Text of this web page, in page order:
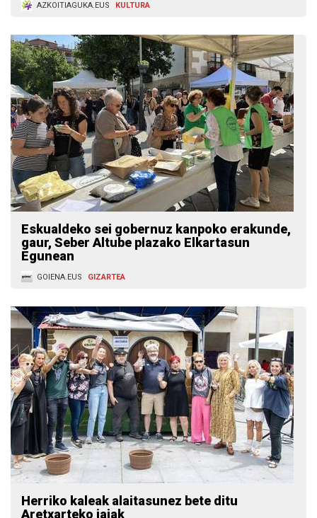
AZKOITIAGUKA.EUS KULTURA
Eskualdeko sei gobernuz kanpoko erakunde,
gaur, Seber Altube plazako Elkartasun
Egunean
GOIENA.EUS GIZARTEA
Herriko kaleak alaitasunez bete ditu
Aretxarteko jaiak